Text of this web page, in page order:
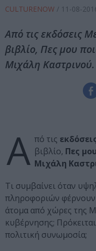
CULTURENOW / 11-08-
Από τις εκδόσεις
βιβλίο, Πες μου
Μιχάλη Καστρινού.
Α πό τις
βιβλίο, Πες
Μιχάλη
Τι συμβαίνει όταν
πληροφοριών
άτομα από χώρες της
κυβέρνησης;
πολιτική συνωμοσία;